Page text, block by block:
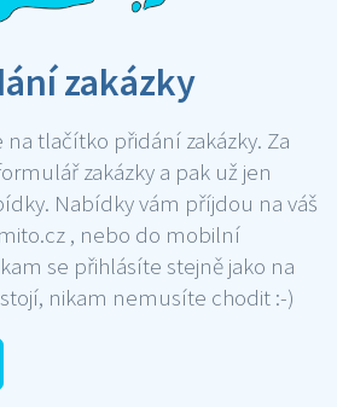
zakázky
tlačítko přidání zakázky. Za
zakázky a pak už jen
Nabídky vám příjdou na váš
, nebo do mobilní
se přihlásíte stejně jako na
nikam nemusíte chodit :-)